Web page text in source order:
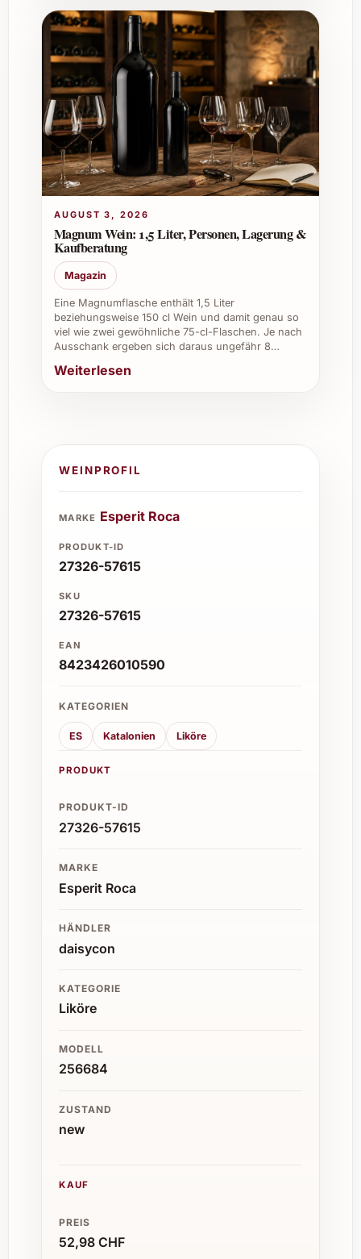
AUGUST 3, 2026
Magnum Wein: 1,5 Liter, Personen, Lagerung &
Kaufberatung
Magazin
Eine Magnumflasche enthält 1,5 Liter
beziehungsweise 150 cl Wein und damit genau so
viel wie zwei gewöhnliche 75-cl-Flaschen. Je nach
Ausschank ergeben sich daraus ungefähr 8…
Weiterlesen
WEINPROFIL
MARKE Esperit Roca
PRODUKT-ID
27326-57615
SKU
27326-57615
EAN
8423426010590
KATEGORIEN
ES Katalonien Liköre
PRODUKT
PRODUKT-ID
27326-57615
MARKE
Esperit Roca
HÄNDLER
daisycon
KATEGORIE
Liköre
MODELL
256684
ZUSTAND
new
KAUF
PREIS
52,98 CHF